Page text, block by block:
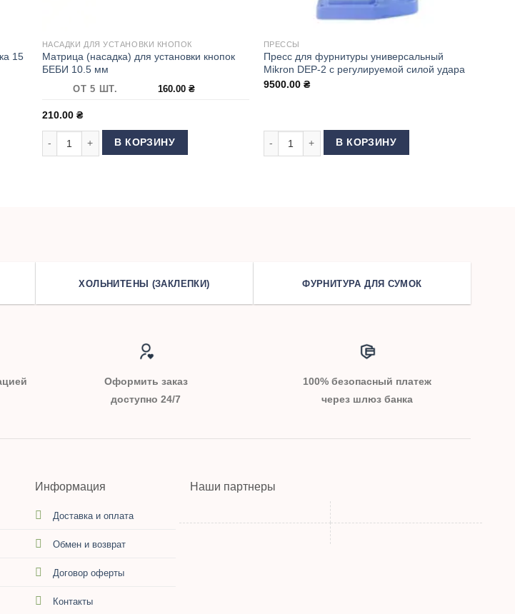
15
кнопки Таблетка 15 мм
НАСАДКИ ДЛЯ УСТАНОВКИ КНОПОК
Матрица (насадка) для установки кнопок
БЕБИ 10.5 мм
ОТ 5 ШТ. 160.00₴
210.00 ₴
Количество товара Матрица (насадка) для установки кнопок БЕБИ 10.5 мм
В КОРЗИНУ
ПРЕССЫ
Пресс для фурнитуры универсальный
Mikron DEP-2 с регулируемой силой удара
9500.00 ₴
Количество товара Пресс для фурнитуры
В КОРЗИНУ
ХОЛЬНИТЕНЫ (ЗАКЛЕПКИ) ФУРНИТУРА ДЛЯ СУМОК
Оформить заказ
доступно 24/7
100% безопасный платеж
через шлюз банка
Информация
Доставка и оплата
Обмен и возврат
Договор оферты
Контакты
Наши партнеры